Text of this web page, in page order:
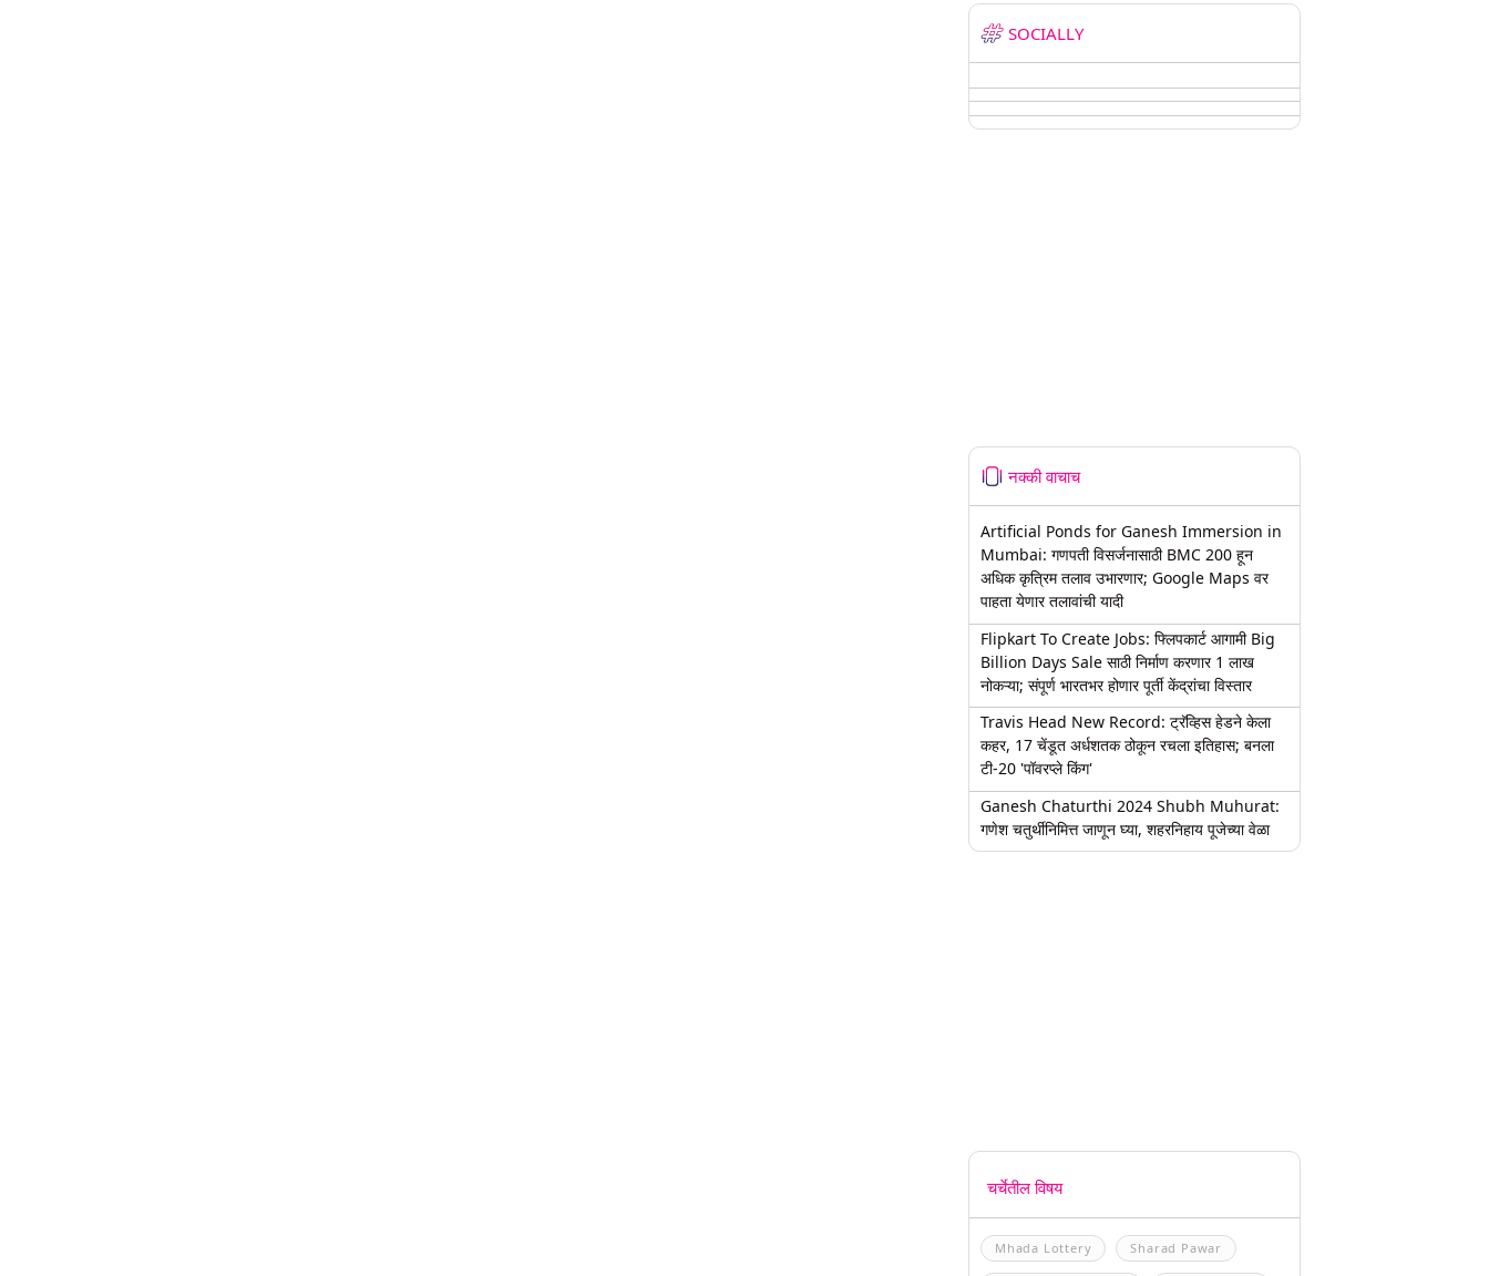
SOCIALLY
नक्की वाचाच
Artificial Ponds for Ganesh Immersion in
Mumbai: गणपती विसर्जनासाठी BMC 200 हून
अधिक कृत्रिम तलाव उभारणार; Google Maps वर
पाहता येणार तलावांची यादी
Flipkart To Create Jobs: फ्लिपकार्ट आगामी Big
Billion Days Sale साठी निर्माण करणार 1 लाख
नोकऱ्या; संपूर्ण भारतभर होणार पूर्ती केंद्रांचा विस्तार
Travis Head New Record: ट्रॅव्हिस हेडने केला
कहर, 17 चेंडूत अर्धशतक ठोकून रचला इतिहास; बनला
टी-20 'पॉवरप्ले किंग'
Ganesh Chaturthi 2024 Shubh Muhurat:
गणेश चतुर्थीनिमित्त जाणून घ्या, शहरनिहाय पूजेच्या वेळा
चर्चेतील विषय
Mhada Lottery Sharad Pawar